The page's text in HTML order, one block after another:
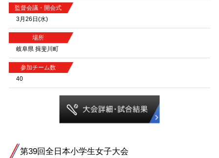
監督会議・開会式
3月26日(水)
場所
岐阜県 揖斐川町
参加チーム数
40
第39回全日本小学生女子大会